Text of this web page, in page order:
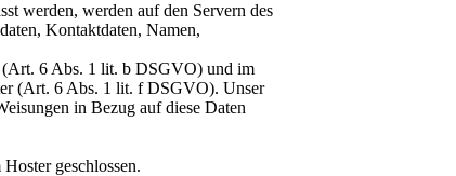
werden, werden auf den Servern des
Kontaktdaten, Namen,
(Art. 6 Abs. 1 lit. b DSGVO) und im
(Art. 6 Abs. 1 lit. f DSGVO). Unser
in Bezug auf diese Daten
geschlossen.